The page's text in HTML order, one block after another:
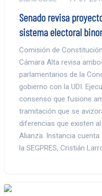
Senado revisa
sistema electoral
Comisión de
Cámara Alta revisa
parlamentarios de la
gobierno con la UDI.
consenso que fusione
tramitación que se
diferencias que existen
Alianza. Instancia
la SEGPRES, Cristián